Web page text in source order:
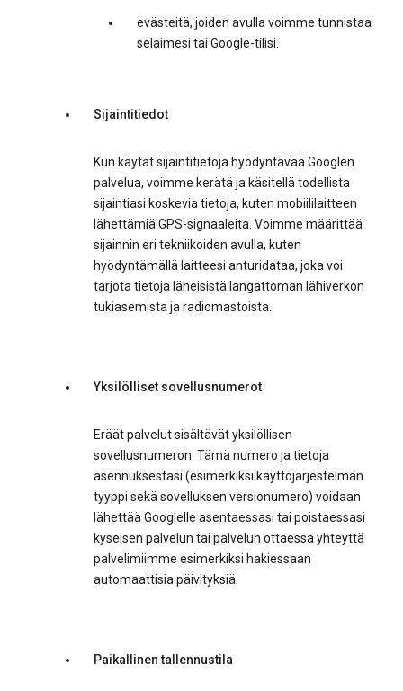
evästeitä, joiden avulla voimme tunnistaa
selaimesi tai Google-tilisi.
Sijaintitiedot
Kun käytät sijaintitietoja hyödyntävää Googlen
palvelua, voimme kerätä ja käsitellä todellista
sijaintiasi koskevia tietoja, kuten mobiililaitteen
lähettämiä GPS-signaaleita. Voimme määrittää
sijainnin eri tekniikoiden avulla, kuten
hyödyntämällä laitteesi anturidataa, joka voi
tarjota tietoja läheisistä langattoman lähiverkon
tukiasemista ja radiomastoista.
Yksilölliset sovellusnumerot
Eräät palvelut sisältävät yksilöllisen
sovellusnumeron. Tämä numero ja tietoja
asennuksestasi (esimerkiksi käyttöjärjestelmän
tyyppi sekä sovelluksen versionumero) voidaan
lähettää Googlelle asentaessasi tai poistaessasi
kyseisen palvelun tai palvelun ottaessa yhteyttä
palvelimiimme esimerkiksi hakiessaan
automaattisia päivityksiä.
Paikallinen tallennustila